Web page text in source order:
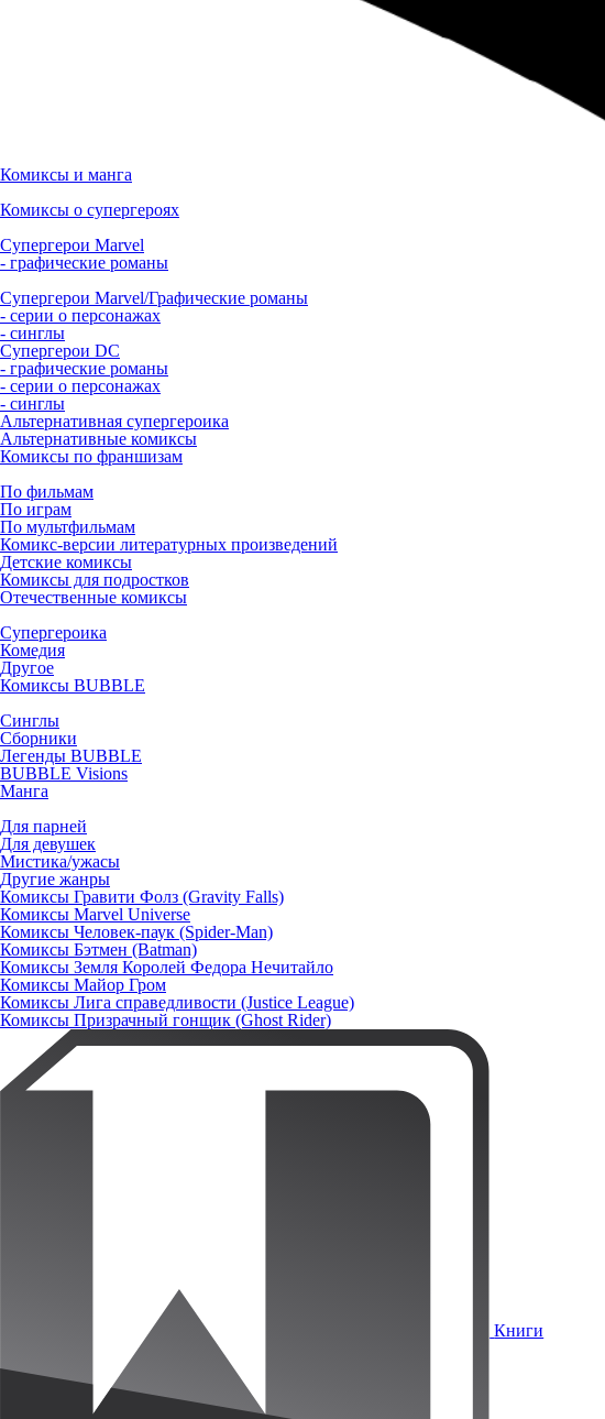
Комиксы и манга
Комиксы о супергероях
Супергерои Marvel
- графические романы
Супергерои Marvel/Графические романы
- серии о персонажах
- синглы
Супергерои DC
- графические романы
- серии о персонажах
- синглы
Альтернативная супергероика
Альтернативные комиксы
Комиксы по франшизам
По фильмам
По играм
По мультфильмам
Комикс-версии литературных произведений
Детские комиксы
Комиксы для подростков
Отечественные комиксы
Супергероика
Комедия
Другое
Комиксы BUBBLE
Синглы
Сборники
Легенды BUBBLE
BUBBLE Visions
Манга
Для парней
Для девушек
Мистика/ужасы
Другие жанры
Комиксы Гравити Фолз (Gravity Falls)
Комиксы Marvel Universe
Комиксы Человек-паук (Spider-Man)
Комиксы Бэтмен (Batman)
Комиксы Земля Королей Федора Нечитайло
Комиксы Майор Гром
Комиксы Лига справедливости (Justice League)
Комиксы Призрачный гонщик (Ghost Rider)
Книги